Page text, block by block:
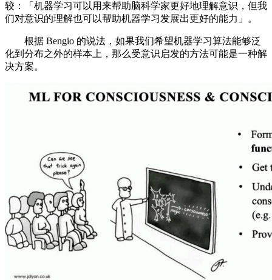
较：「机器学习可以用来帮助脑科学家更好地理解意识，但我
们对意识的理解也可以帮助机器学习发展出更好的能力」。
根据 Bengio 的说法，如果我们希望机器学习算法能够泛
化到分布之外的样本上，那么受意识启发的方法可能是一种解
决方案。